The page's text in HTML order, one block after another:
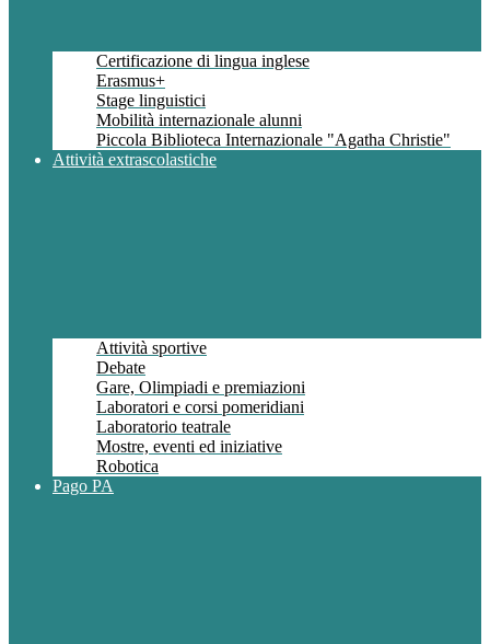
Certificazione di lingua inglese
Erasmus+
Stage linguistici
Mobilità internazionale alunni
Piccola Biblioteca Internazionale "Agatha Christie"
Attività extrascolastiche
Attività sportive
Debate
Gare, Olimpiadi e premiazioni
Laboratori e corsi pomeridiani
Laboratorio teatrale
Mostre, eventi ed iniziative
Robotica
Pago PA